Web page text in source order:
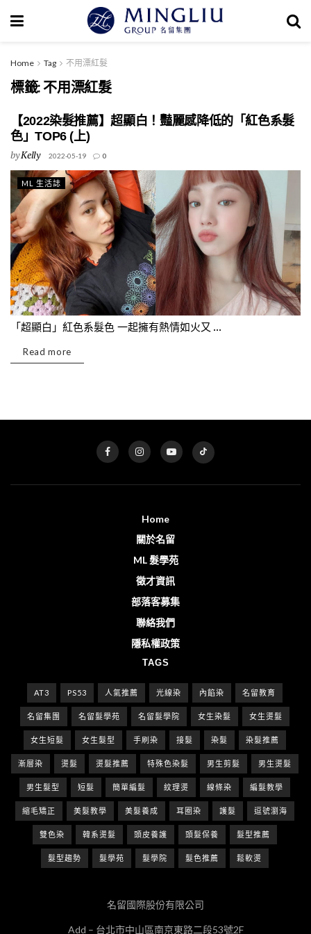
Home Tag 不用漂紅髮
標籤:不用漂紅髮
【2022染髮推薦】超顯白！豔麗感降低的「紅色系髮
色」TOP6 (上)
byKelly 2022-05-19 0
ML 生活誌
「超顯白」紅色系髮色 一起擁有熱情如火又 ...
Read more
Home
關於名留
ML 髮學苑
徵才資訊
部落客募集
聯絡我們
隱私權政策
TAGS
AT3 PS53 人氣推薦 光線染 內餡染 名留教育
名留集團 名留髮學苑 名留髮學院 女生染髮 女生燙髮
女生短髮 女生髮型 手刷染 接髮 染髮 染髮推薦
漸層染 燙髮 燙髮推薦 特殊色染髮 男生剪髮 男生燙髮
男生髮型 短髮 簡單編髮 紋理燙 線條染 編髮教學
縮毛矯正 美髮教學 美髮養成 耳圈染 護髮 逗號瀏海
雙色染 韓系燙髮 頭皮養護 頭髮保養 髮型推薦
髮型趨勢 髮學苑 髮學院 髮色推薦 鬆軟燙
名留國際股份有限公司
Add – 台北市中山區南京東路二段53號2F